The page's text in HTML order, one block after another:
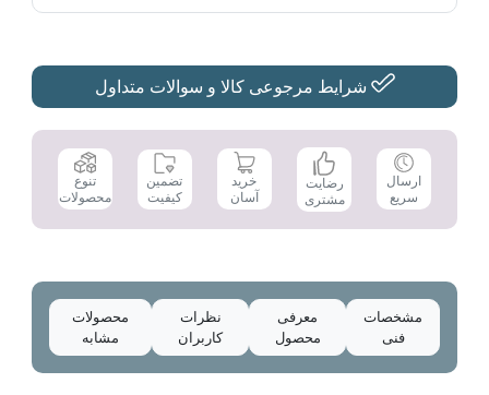
عدد
شرایط مرجوعی کالا و سوالات متداول
ارسال
سریع
رضایت
مشتری
خرید
آسان
تضمین
کیفیت
تنوع
محصولات
مشخصات
فنی
معرفی
محصول
نظرات
کاربران
محصولات
مشابه